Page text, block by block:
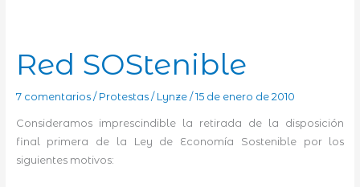
Red SOStenible
7 comentarios / Protestas/ Lynze /15 de enero de 2010
Consideramos imprescindible la retirada de la disposición
final primera de la Ley de Economía Sostenible por los
siguientes motivos: